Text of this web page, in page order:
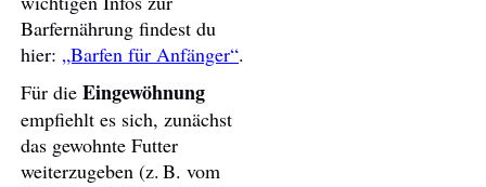
Barfernährung findest du
hier: „Barfen für Anfänger“.
Für die Eingewöhnung
empfiehlt es sich, zunächst
das gewohnte Futter
weiterzugeben (z. B. vom